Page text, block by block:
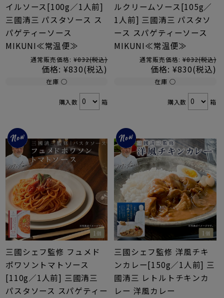
イルソース[100g／1人前]
三國清三 パスタソース ス
パゲティーソース
MIKUNI≪常温便≫
通常販売価格: ¥832(税込)
価格: ¥830(税込)
在庫 ○
購入数 箱
ルクリームソース[105g／
1人前] 三國清三 パスタソ
ース スパゲティーソース
MIKUNI≪常温便≫
通常販売価格: ¥832(税込)
価格: ¥830(税込)
在庫 ○
購入数 箱
三國シェフ監修 フュメド
ポワソントマトソース
[110g／1人前] 三國清三
パスタソース スパゲティー
三國シェフ監修 洋風チキ
ンカレー[150g／1人前] 三
國清三 レトルトチキンカ
レー 洋風カレー